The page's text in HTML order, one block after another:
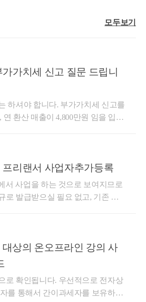
모두보기
가치세 신고 질문 드립니
하셔야 합니다. 부가가치세 신고를
연 환산 매출이 4,800만원 임을 입증
4,800만원에 미달하여 부가가치
길 바랍니다. 감
리랜서 사업자추가등록
서 사업을 하는 것으로 보여지므로
로 발급받으실 필요 없고, 기존 사
에 신규 사업자등록은 불가능한 것
주소지로 사업자등록을 추가로 해
로그램 개발 및 공급
)입니다. 업종은 홈택스(홈택스>조
단순,기준경비율(업종코드))에서
상의 온오프라인 강의 사
니다. 우선적으로 전자상
를 통해서 간이과세자를 보유하고